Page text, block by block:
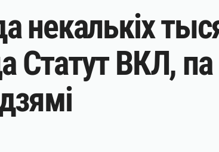
некалькіх
Статут ВКЛ,